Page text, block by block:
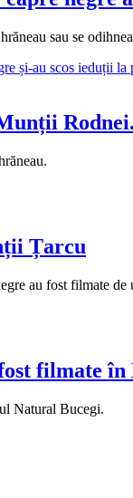
sau se
Țarcu
au fost filmate
filmate în
Natural Bucegi.